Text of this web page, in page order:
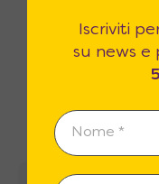
Le
Iscriviti
su news e